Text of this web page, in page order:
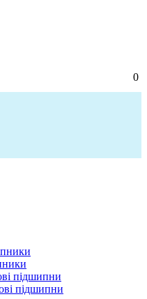
0
підшипни
підшипни